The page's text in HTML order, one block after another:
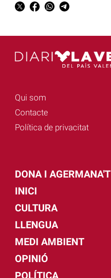
Qui som
Contacte
Política de privacitat
DONA I AGERMANA'T
INICI
CULTURA
LLENGUA
MEDI AMBIENT
OPINIÓ
POLÍTICA